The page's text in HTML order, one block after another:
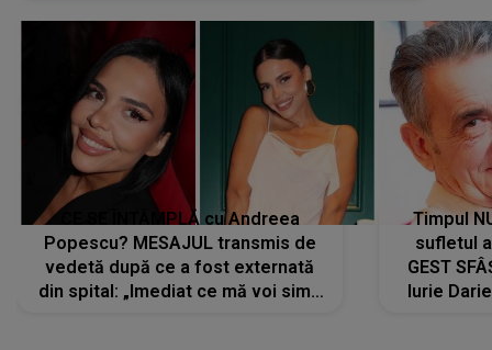
CE SE ÎNTÂMPLĂ cu Andreea
Popescu? MESAJUL transmis de
vedetă după ce a fost externată
din spital: „Imediat ce mă voi simți
Timpul
sufletul
GEST
Iurie